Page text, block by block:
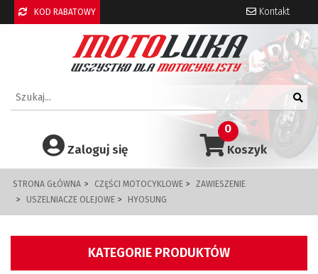
KOD RABATOWY Kontakt
Koszyk
0
Zaloguj się
STRONA GŁÓWNA CZĘŚCI MOTOCYKLOWE
ZAWIESZENIE
USZELNIACZE OLEJOWE
HYOSUNG
KATEGORIE PRODUKTÓW